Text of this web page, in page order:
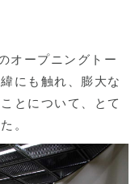
オープニングトー
にも触れ、膨大な
とについて、とて
。